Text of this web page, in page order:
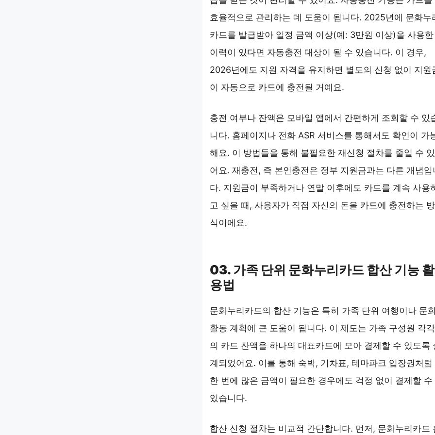
효율적으로 관리하는 데 도움이 됩니다. 2025년에 문화누
카드를 발급받아 일정 금액 이상(예: 3만원 이상)을 사용한
이력이 있다면 자동충전 대상이 될 수 있습니다. 이 경우,
2026년에도 지원 자격을 유지하면 별도의 신청 없이 지원
이 자동으로 카드에 충전될 거예요.
충전 여부나 잔액은 모바일 앱에서 간편하게 조회할 수 있
니다. 홈페이지나 전화 ASR 서비스를 통해서도 확인이 가
해요. 이 방법들을 통해 불필요한 재신청 절차를 줄일 수 있
어요. 재충전, 즉 본인충전은 정부 지원금과는 다른 개념입
다. 지원금이 부족하거나 연말 이후에도 카드를 계속 사용
고 싶을 때, 사용자가 직접 자신의 돈을 카드에 충전하는 방
식이에요.
03. 가족 단위 문화누리카드 합산 기능 활
용법
문화누리카드의 합산 기능은 특히 가족 단위 여행이나 문
활동 계획에 큰 도움이 됩니다. 이 제도는 가족 구성원 각각
의 카드 잔액을 하나의 대표카드에 모아 결제할 수 있도록
계되었어요. 이를 통해 숙박, 기차표, 테마파크 입장권처럼
한 번에 많은 금액이 필요한 경우에도 걱정 없이 결제할 수
있습니다.
합산 신청 절차는 비교적 간단합니다. 먼저, 문화누리카드